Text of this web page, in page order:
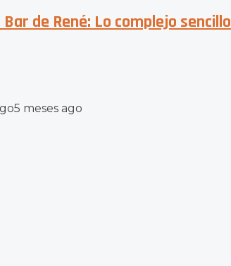
de René: Lo complejo sencillo
5 meses ago